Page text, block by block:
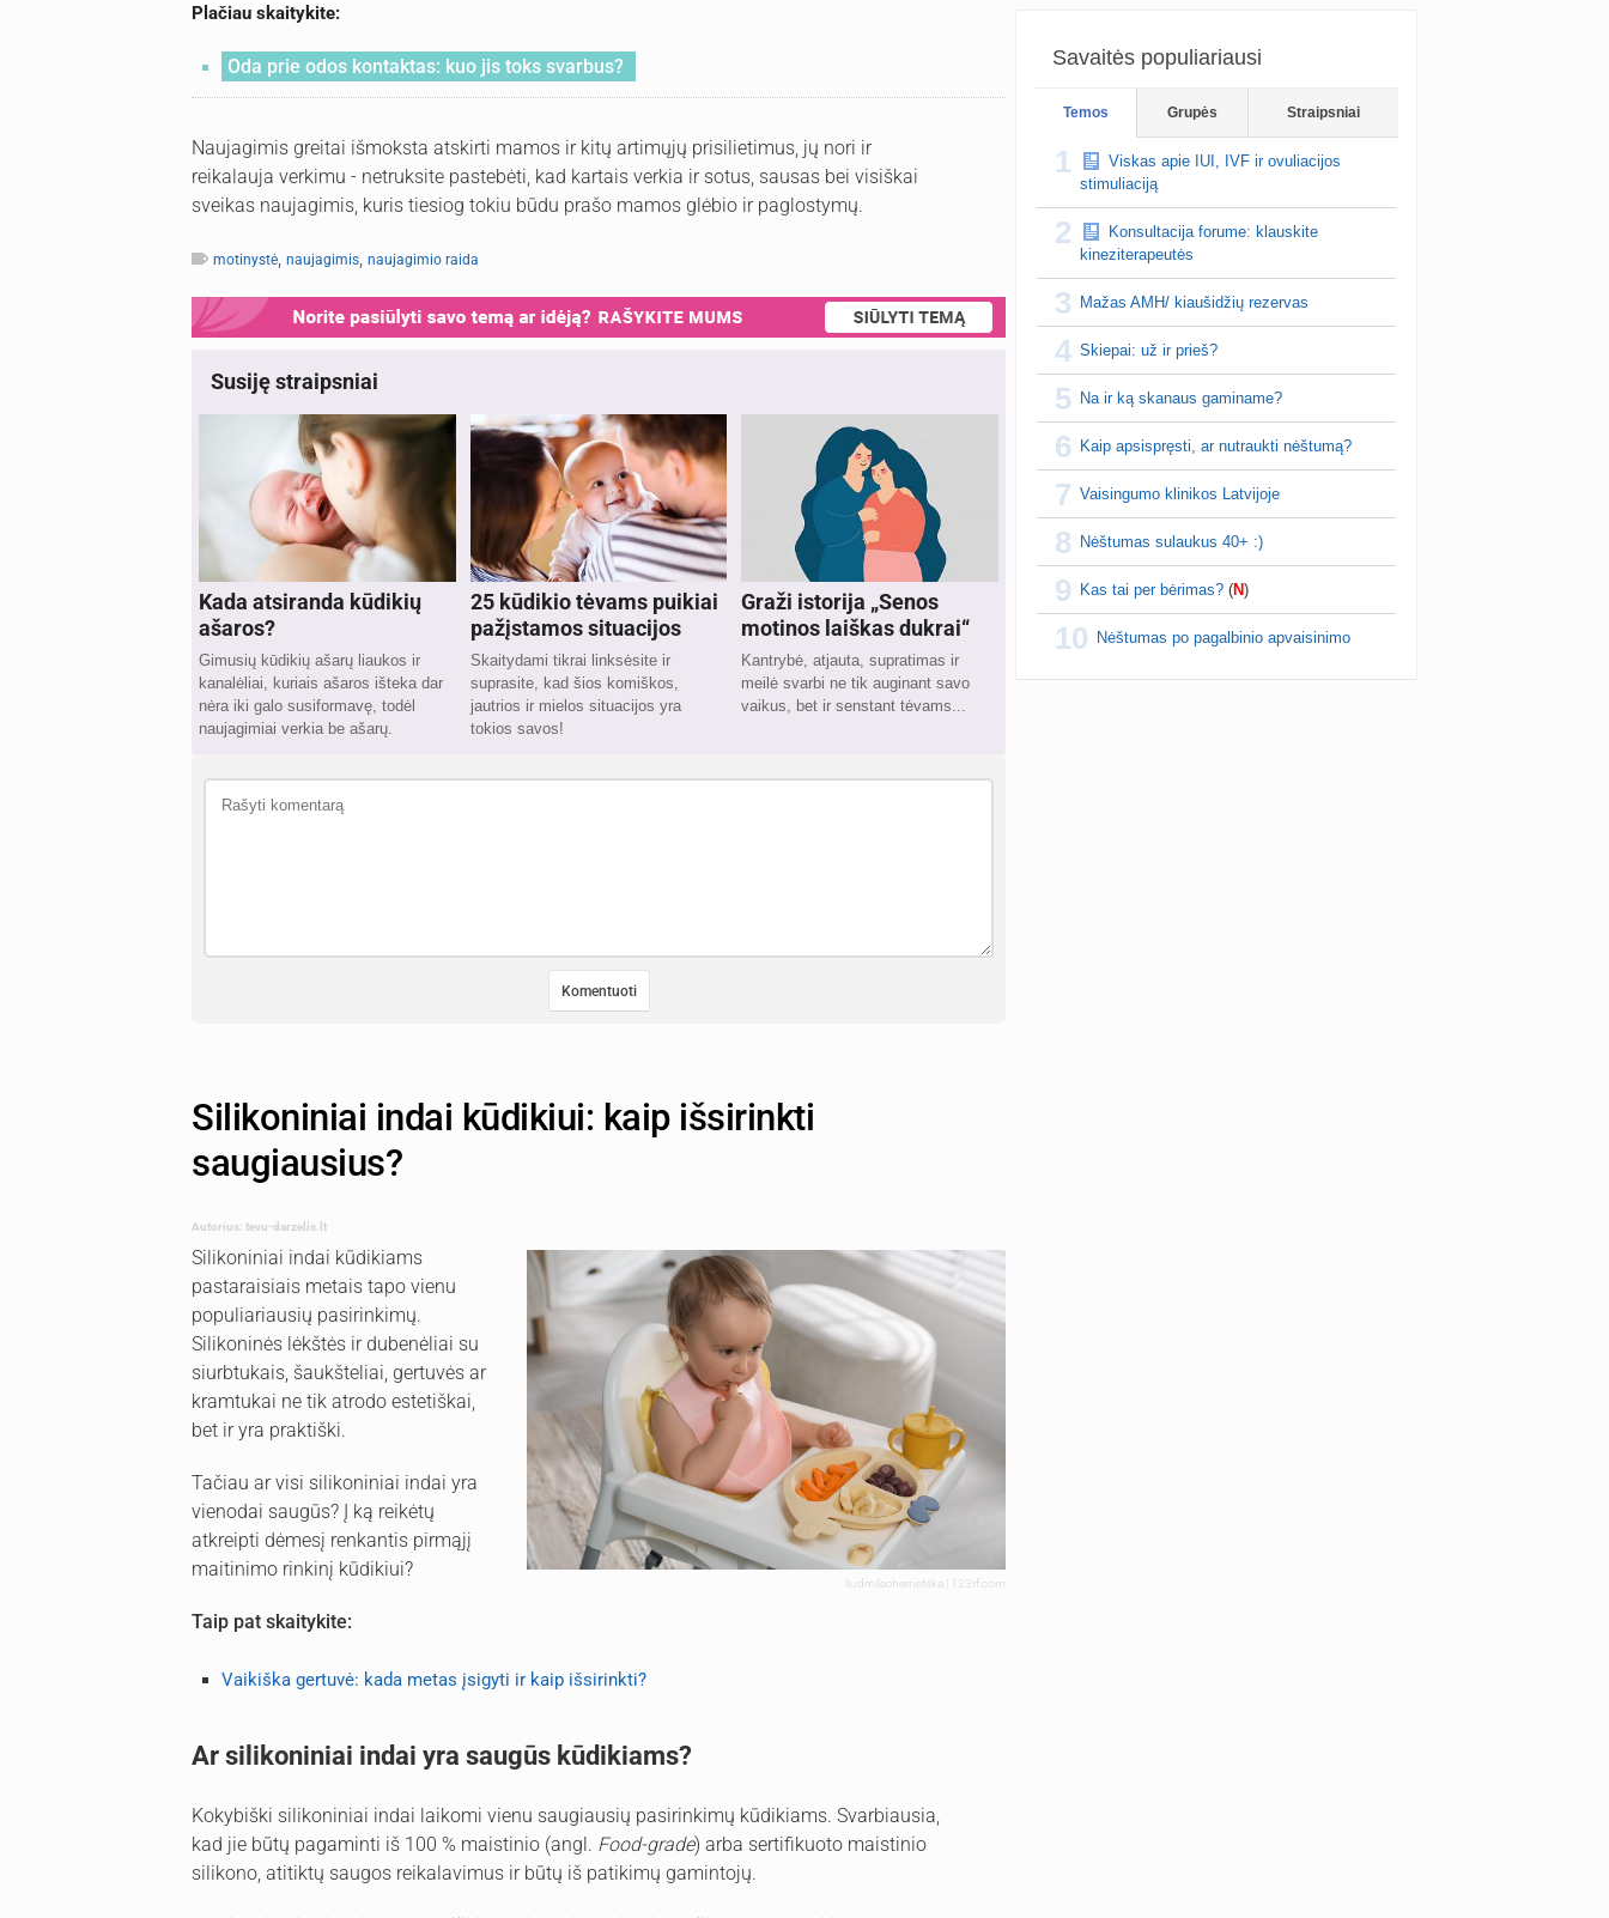
Plačiau skaitykite:
Oda prie odos kontaktas: kuo jis toks svarbus?
Naujagimis greitai išmoksta atskirti mamos ir kitų artimųjų prisilietimus, jų nori ir
reikalauja verkimu - netruksite pastebėti, kad kartais verkia ir sotus, sausas bei visiškai
sveikas naujagimis, kuris tiesiog tokiu būdu prašo mamos glėbio ir paglostymų.
motinystė naujagimis naujagimio raida
Susiję straipsniai
Kada atsiranda kūdikių
ašaros?
Gimusių kūdikių ašarų liaukos ir
kanalėliai, kuriais ašaros išteka dar
nėra iki galo susiformavę, todėl
naujagimiai verkia be ašarų.
25 kūdikio tėvams puikiai
pažįstamos situacijos
Skaitydami tikrai linksėsite ir
suprasite, kad šios komiškos,
jautrios ir mielos situacijos yra
tokios savos!
Graži istorija „Senos
motinos laiškas dukrai“
Kantrybė, atjauta, supratimas ir
meilė svarbi ne tik auginant savo
vaikus, bet ir senstant tėvams...
Savaitės populiariausi
Temos Grupės Straipsniai
1
Viskas apie IUI, IVF ir ovuliacijos
stimuliaciją
2
Konsultacija forume: klauskite
kineziterapeutės
3 Mažas AMH/ kiaušidžių rezervas
4 Skiepai: už ir prieš?
5 Na ir ką skanaus gaminame?
6 Kaip apsispręsti, ar nutraukti nėštumą?
7 Vaisingumo klinikos Latvijoje
8 Nėštumas sulaukus 40+ :)
9 Kas tai per bėrimas? (N)
10 Nėštumas po pagalbinio apvaisinimo
Silikoniniai indai kūdikiui: kaip išsirinkti
saugiausius?
Autorius: tevu-darzelis.lt
liudmilachernetska | 123rf.com
Silikoniniai indai kūdikiams
pastaraisiais metais tapo vienu
populiariausių pasirinkimų.
Silikoninės lėkštės ir dubenėliai su
siurbtukais, šaukšteliai, gertuvės ar
kramtukai ne tik atrodo estetiškai,
bet ir yra praktiški.
Tačiau ar visi silikoniniai indai yra
vienodai saugūs? Į ką reikėtų
atkreipti dėmesį renkantis pirmąjį
maitinimo rinkinį kūdikiui?
Taip pat skaitykite:
Vaikiška gertuvė: kada metas įsigyti ir kaip išsirinkti?
Ar silikoniniai indai yra saugūs kūdikiams?
Kokybiški silikoniniai indai laikomi vienu saugiausių pasirinkimų kūdikiams. Svarbiausia,
kad jie būtų pagaminti iš 100 % maistinio (angl. Food-grade) arba sertifikuoto maistinio
silikono, atitiktų saugos reikalavimus ir būtų iš patikimų gamintojų.